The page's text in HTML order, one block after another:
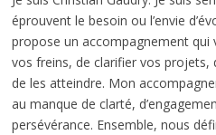
éprouvent le besoin ou l’envie
propose un accompagnement qui
vos freins, de clarifier vos
de les atteindre. Mon
au manque de clarté,
persévérance. Ensemble, nous